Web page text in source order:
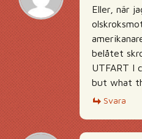
Eller, när
belåtet
UTFART I
but what
Svara